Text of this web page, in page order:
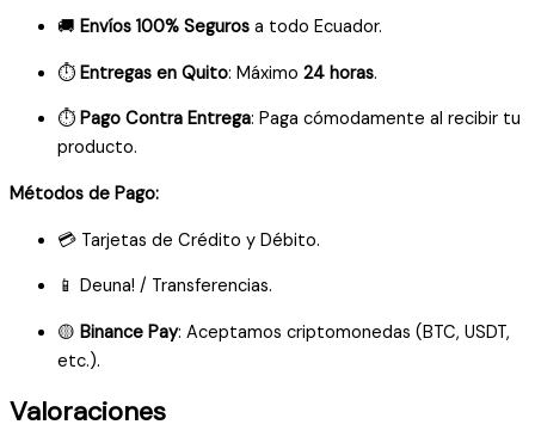
🚚 Envíos 100% Seguros a todo Ecuador.
⏱️ Entregas en Quito: Máximo 24 horas.
⏱️ Pago Contra Entrega: Paga cómodamente al recibir tu
producto.
Métodos de Pago:
💳 Tarjetas de Crédito y Débito.
📱 Deuna! / Transferencias.
🟡 Binance Pay: Aceptamos criptomonedas (BTC, USDT,
etc.).
Valoraciones